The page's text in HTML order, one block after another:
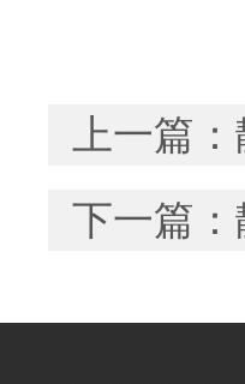
上一篇：
下一篇：